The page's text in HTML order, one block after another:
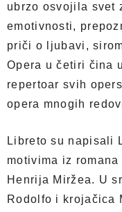
ubrzo osvojila svet
emotivnosti,
priči o ljubavi,
Opera u četiri čina
repertoar svih
opera mnogih
Libreto su napisali
motivima iz romana
Henrija Miržea. U
Rodolfo i krojačica